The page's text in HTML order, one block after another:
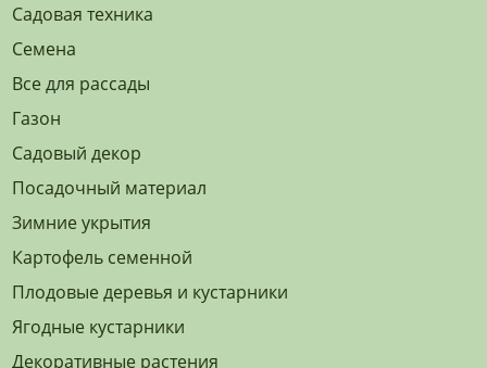
Садовая техника
Семена
Все для рассады
Газон
Садовый декор
Посадочный материал
Зимние укрытия
Картофель семенной
Плодовые деревья и кустарники
Ягодные кустарники
Декоративные растения